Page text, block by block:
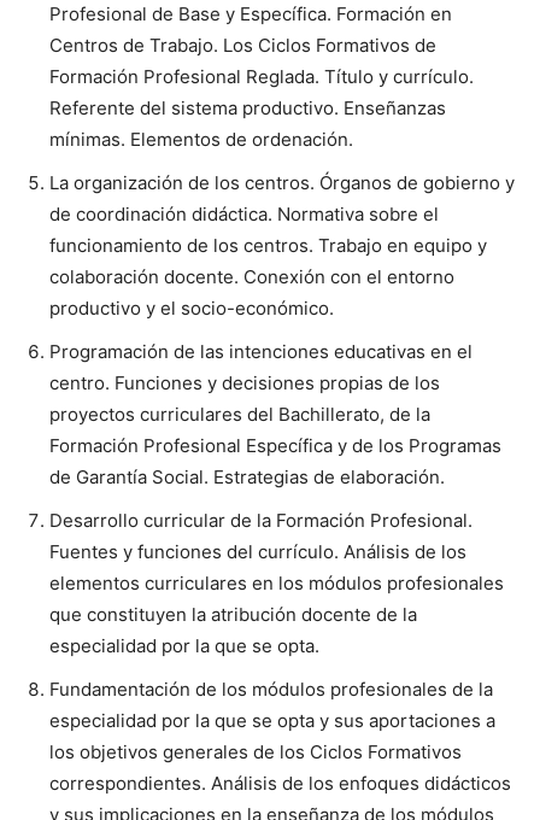
Profesional de Base y Específica. Formación en
Centros de Trabajo. Los Ciclos Formativos de
Formación Profesional Reglada. Título y currículo.
Referente del sistema productivo. Enseñanzas
mínimas. Elementos de ordenación.
La organización de los centros. Órganos de gobierno y
de coordinación didáctica. Normativa sobre el
funcionamiento de los centros. Trabajo en equipo y
colaboración docente. Conexión con el entorno
productivo y el socio-económico.
Programación de las intenciones educativas en el
centro. Funciones y decisiones propias de los
proyectos curriculares del Bachillerato, de la
Formación Profesional Específica y de los Programas
de Garantía Social. Estrategias de elaboración.
Desarrollo curricular de la Formación Profesional.
Fuentes y funciones del currículo. Análisis de los
elementos curriculares en los módulos profesionales
que constituyen la atribución docente de la
especialidad por la que se opta.
Fundamentación de los módulos profesionales de la
especialidad por la que se opta y sus aportaciones a
los objetivos generales de los Ciclos Formativos
correspondientes. Análisis de los enfoques didácticos
y sus implicaciones en la enseñanza de los módulos